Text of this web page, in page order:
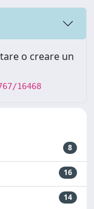
o creare un
16468
8
16
14